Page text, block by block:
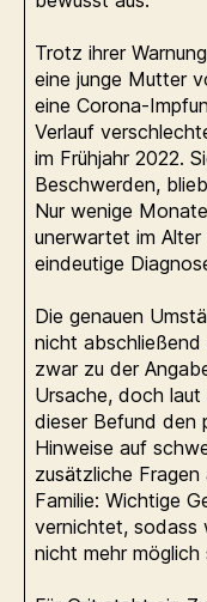
Trotz ihrer
eine junge Mutter
eine Corona-
Verlauf
im Frühjahr 2022.
Beschwerden,
Nur wenige
unerwartet im
eindeutige
Die genauen
nicht
zwar zu der
Ursache, doch
dieser Befund den
Hinweise auf
zusätzliche
Familie: Wichtige
vernichtet, sodass
nicht mehr möglich